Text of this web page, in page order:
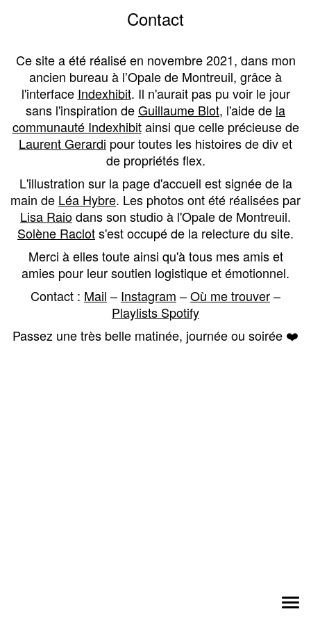
Contact
Ce site a été réalisé en novembre 2021, dans mon
ancien bureau à l’Opale de Montreuil, grâce à
l'interface Indexhibit. Il n'aurait pas pu voir le jour
sans l'inspiration deGuillaume Blot, l'aide de la
communauté Indexhibitainsi que celle précieuse de
Laurent Gerardi pour toutes les histoires de div et
de propriétés flex.
L'illustration sur la page d'accueil est signée de la
main de Léa Hybre. Les photos ont été réalisées par
Lisa Raiodans son studio à l'Opale de Montreuil.
Solène Raclots'est occupé de la relecture du site.
Merci à elles toute ainsi qu'à tous mes amis et
amies pour leur soutien logistique et émotionnel.
Contact : Mail – Instagram –Où me trouver–
Playlists Spotify
Passez une très belle matinée, journée ou soirée ❤️